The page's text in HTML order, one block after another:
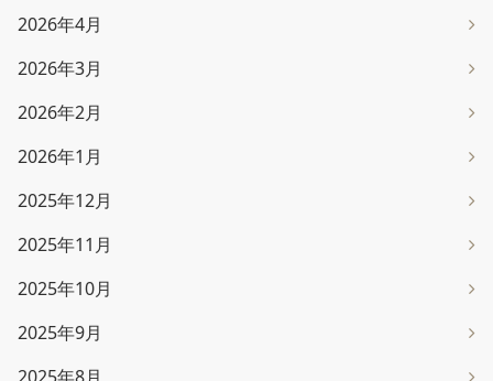
2026年4月
2026年3月
2026年2月
2026年1月
2025年12月
2025年11月
2025年10月
2025年9月